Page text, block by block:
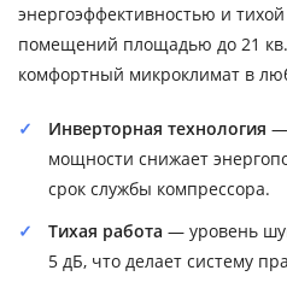
энергоэффективностью и
помещений площадью до 21
комфортный микроклимат в
Инверторная технология —
мощности снижает
срок службы компрессора.
Тихая работа — уровень
5 дБ, что делает систему